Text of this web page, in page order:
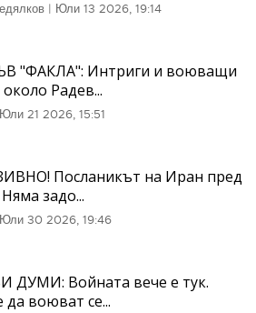
| Юли 13 2026, 19:14
"ФАКЛА": Интриги и воюващи
Радев...
Юли 21 2026, 15:51
Посланикът на Иран пред
задо...
Юли 30 2026, 19:46
ДУМИ: Войната вече е тук.
да воюват се...